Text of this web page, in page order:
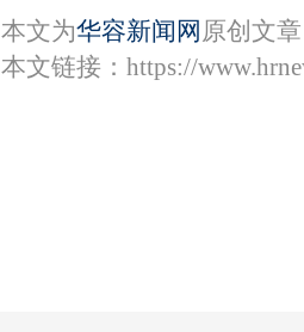
本文为华容新闻网 原创文
本文链接： https://